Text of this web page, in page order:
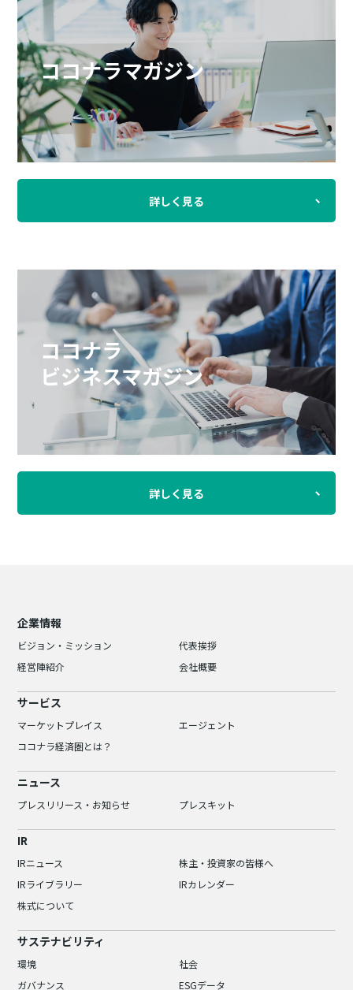
ココナラマガジン
詳しく見る
ココナラ
ビジネスマガジン
詳しく見る
企業情報
ビジョン・ミッション
代表挨拶
経営陣紹介
会社概要
サービス
マーケットプレイス
エージェント
ココナラ経済圏とは？
ニュース
プレスリリース・お知らせ プレスキット
IR
IRニュース
株主・投資家の皆様へ
IRライブラリー
IRカレンダー
株式について
サステナビリティ
環境
社会
ガバナンス
ESGデータ